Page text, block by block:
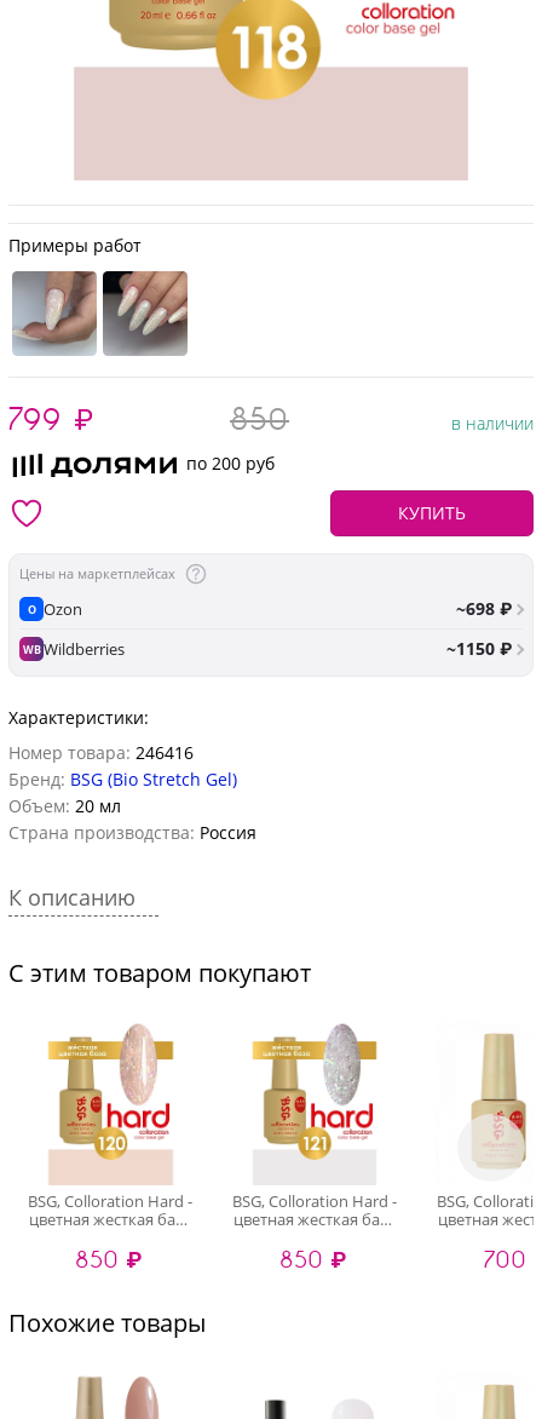
Примеры работ
799 ₽ 850
в наличии
по 200 руб
КУПИТЬ
Цены на маркетплейсах
O Ozon ~698 ₽
WBWildberries ~1150 ₽
Характеристики:
Номер товара: 246416
Бренд: BSG (Bio Stretch Gel)
Объем: 20 мл
Страна производства: Россия
К описанию
С этим товаром покупают
BSG, Colloration Hard -
цветная жесткая база
850 ₽
BSG, Colloration Hard -
цветная жесткая база
850 ₽
BSG,
цветная
700
Похожие товары